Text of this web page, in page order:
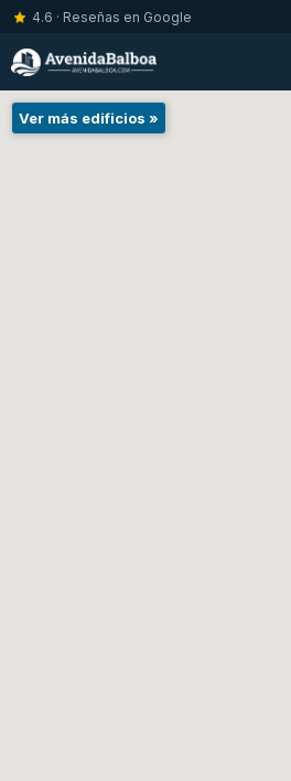
4.6 · Reseñas en Google
Ver más edificios »